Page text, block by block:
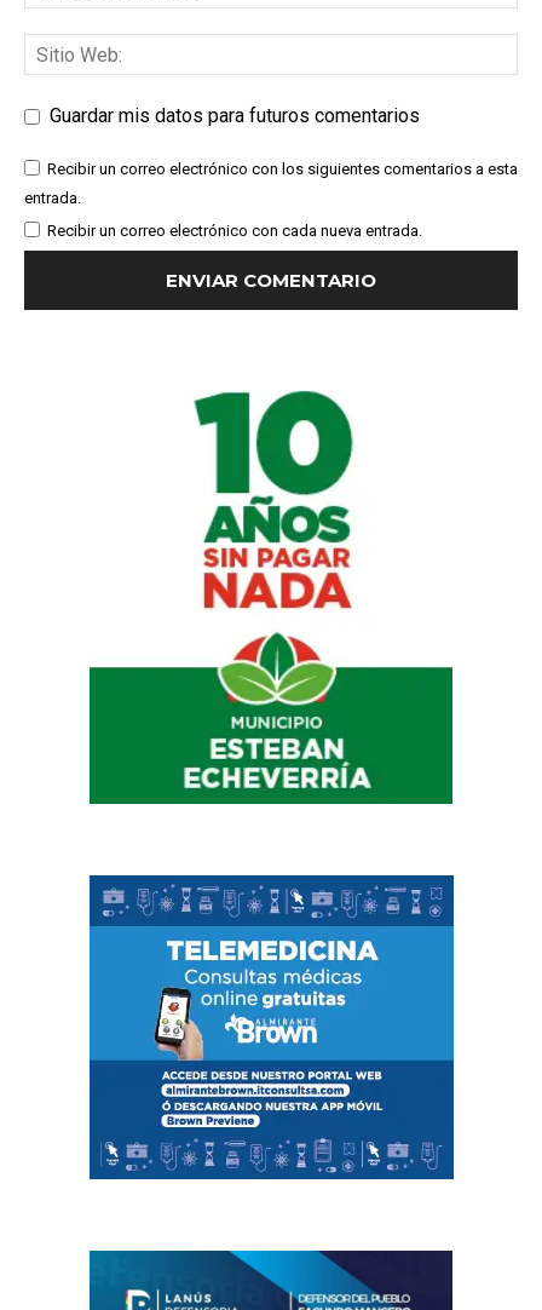
Guardar mis datos para futuros comentarios
Recibir un correo electrónico con los siguientes comentarios a esta
entrada.
Recibir un correo electrónico con cada nueva entrada.